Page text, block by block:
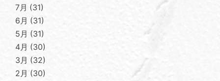
7月
31
6月
31
5月
31
4月
30
3月
32
2月
30